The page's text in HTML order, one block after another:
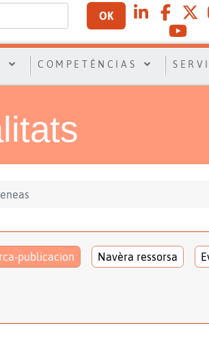
OK
COMPETÉNCIAS
publicacion Navèra ressorsa